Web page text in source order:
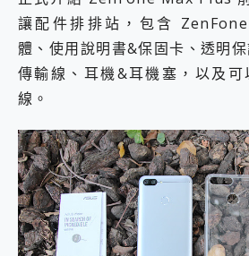
讓配件排排站，包含
體、使用說明書&保固卡、透明
傳輸線、耳機&耳機塞，以及
線。